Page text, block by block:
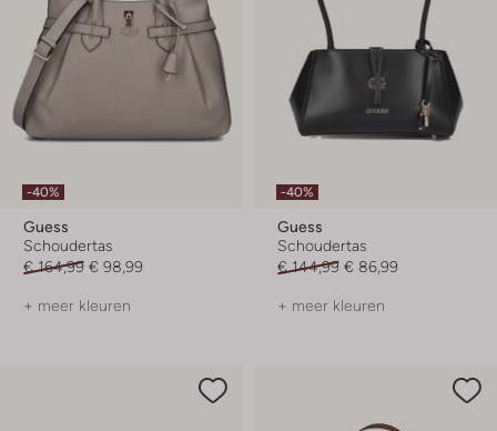
-40%
Guess
Schoudertas
€ 164,99 € 98,99
+ meer kleuren
-40%
Guess
Schoudertas
€ 144,99 € 86,99
+ meer kleuren